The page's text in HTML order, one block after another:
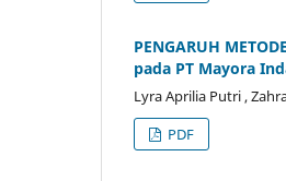
PENGARUH
pada PT Mayora
Lyra Aprilia Putri ,
PDF